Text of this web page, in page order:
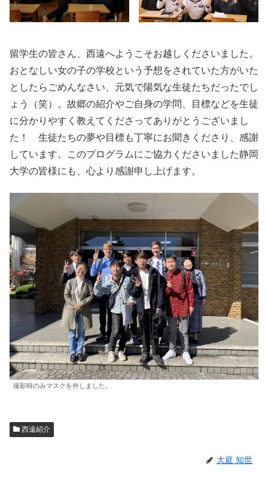
留学生の皆さん、西遠へようこそお越しくださいました。
おとなしい女の子の学校という予想をされていた方がいた
としたらごめんなさい、元気で陽気な生徒たちだったでし
ょう（笑）。故郷の紹介やご自身の学問、目標などを生徒
に分かりやすく教えてくださってありがとうございまし
た！ 生徒たちの夢や目標も丁寧にお聞きくださり、感謝
しています。このプログラムにご協力くださいました静岡
大学の皆様にも、心より感謝申し上げます。
撮影時のみマスクを外しました。
西遠紹介
大庭 知世